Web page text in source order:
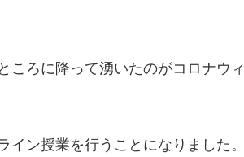
ろに降って湧いたのがコロナウィ
ン授業を行うことになりました。